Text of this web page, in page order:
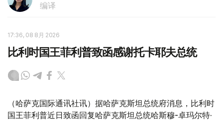
编译
17:36, 08 8月 2026
比利时国王菲利普致函感谢托卡耶夫总统
（哈萨克国际通讯社讯）据哈萨克斯坦总统府消息，比利时
国王菲利普近日致函回复哈萨克斯坦总统哈斯穆-卓玛尔特·